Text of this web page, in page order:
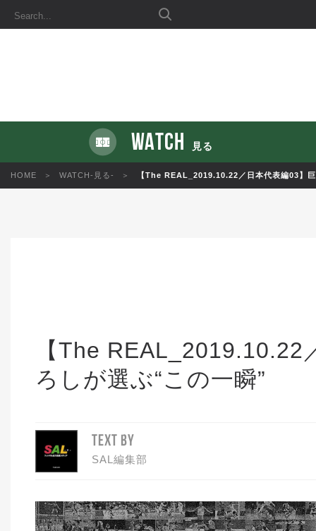
WATCH 見る
HOME WATCH-見る- 【The REAL_2019.10.22／日本代表編03】
【The
ろしが選ぶ“この一瞬”
TEXT BY
SAL編集部